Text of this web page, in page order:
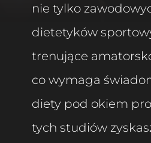
nie tylko
dietetyków
trenujące
co wymaga
diety pod okiem
tych studiów